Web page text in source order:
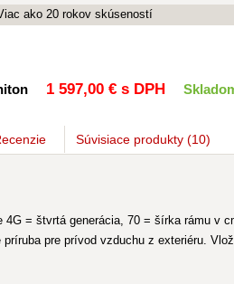
1 597,00 € s DPH
Súvisiace produkty (10)
4G = štvrtá generácia, 70 = šírka rámu
pre prívod vzduchu z exteriéru.